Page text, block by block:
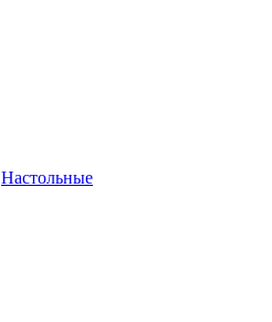
Настольные